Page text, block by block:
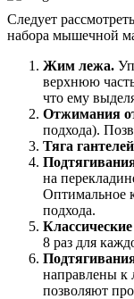
Следует
набора мышечной
Жим лежа.
верхнюю
что ему
Отжимания
подхода).
Тяга
на
Оптимальное
подхода.
8 раз для
направлены к
позволяют